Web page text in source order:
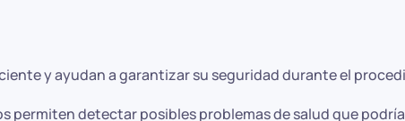
y ayudan a garantizar su seguridad durante el
permiten detectar posibles problemas de salud que